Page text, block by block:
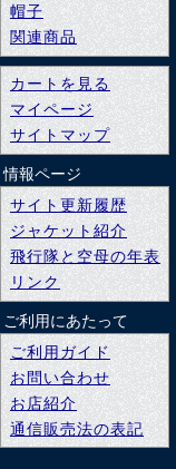
帽子
関連商品
カートを見る
マイページ
サイトマップ
情報ページ
サイト更新履歴
ジャケット紹介
飛行隊と空母の年表
リンク
ご利用にあたって
ご利用ガイド
お問い合わせ
お店紹介
通信販売法の表記